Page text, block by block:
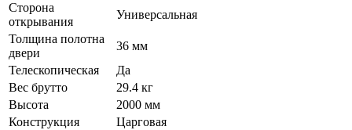
Сторона
открывания
Универсальная
Толщина полотна
двери
36 мм
Телескопическая
Да
Вес брутто
29.4 кг
Высота
2000 мм
Конструкция
Царговая